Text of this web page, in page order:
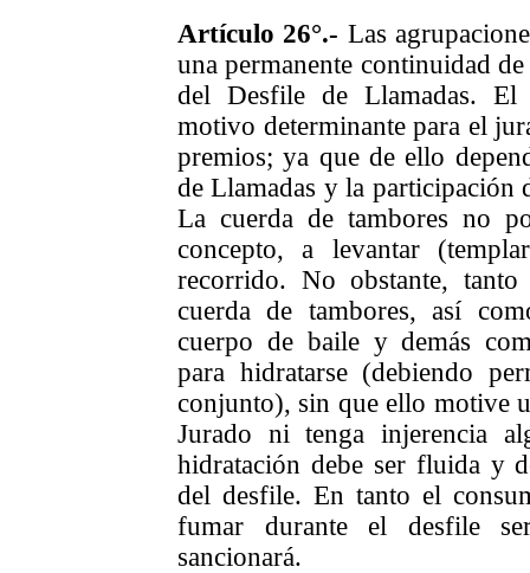
Artículo 26°.- Las
una permanente continuidad
del Desfile de Llamadas. El
motivo determinante para el
premios; ya que de ello
de Llamadas y la participación
La cuerda de tambores no
concepto, a levantar
recorrido. No obstante,
cuerda de tambores, así
cuerpo de baile y demás
para hidratarse (debiendo
conjunto), sin que ello motive
Jurado ni tenga injerencia
hidratación debe ser fluida y
del desfile. En tanto el
fumar durante el desfile
sancionará.